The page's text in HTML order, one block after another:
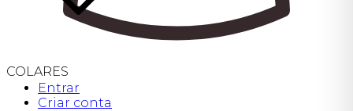
COLARES
Entrar
Criar conta